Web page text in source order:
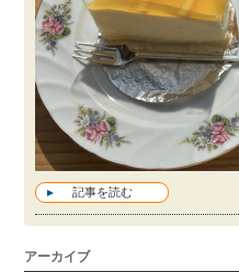
記事を読む
アーカイブ